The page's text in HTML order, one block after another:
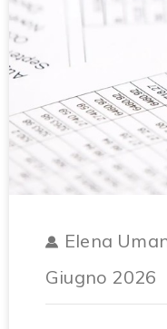
Elena
Giugno 2026